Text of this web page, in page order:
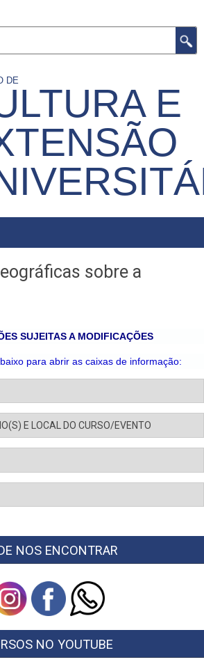
DE
E
sobre a
SUJEITAS A MODIFICAÇÕES
para abrir as caixas de informação:
E LOCAL DO CURSO/EVENTO
NOS ENCONTRAR
NO YOUTUBE